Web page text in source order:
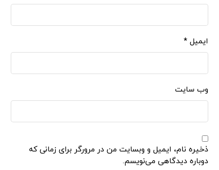
ایمیل*
وب‌ سایت
ذخیره نام، ایمیل و وبسایت من در مرورگر برای زمانی که
دوباره دیدگاهی می‌نویسم.